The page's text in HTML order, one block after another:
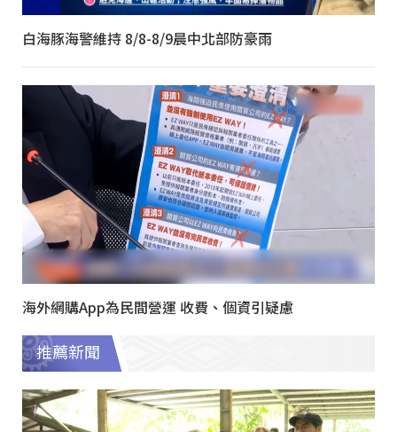
白海豚海警維持 8/8-8/9晨中北部防豪雨
海外網購App為民間營運 收費、個資引疑慮
推薦新聞